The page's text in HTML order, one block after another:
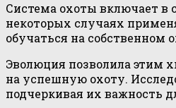
Система охоты включает в
некоторых случаях
обучаться на собственном
Эволюция позволила этим
на успешную охоту.
подчеркивая их важность